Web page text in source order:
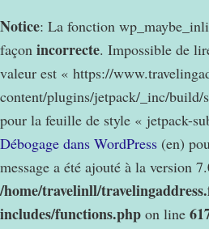
Notice: La fonction
façon incorrecte. Impossible de
valeur est « https://
content/plugins/jetpack/_inc/
pour la feuille de style « jetpack-
Débogage dans WordPress (en)
message a été ajouté à la version
/home/travelinll/
includes/functions.php on line